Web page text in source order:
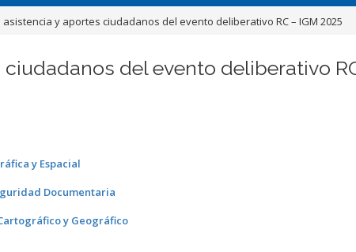
asistencia y aportes ciudadanos del evento deliberativo RC – IGM 2025
del evento deliberativo
y Espacial
Documentaria
y Geográfico